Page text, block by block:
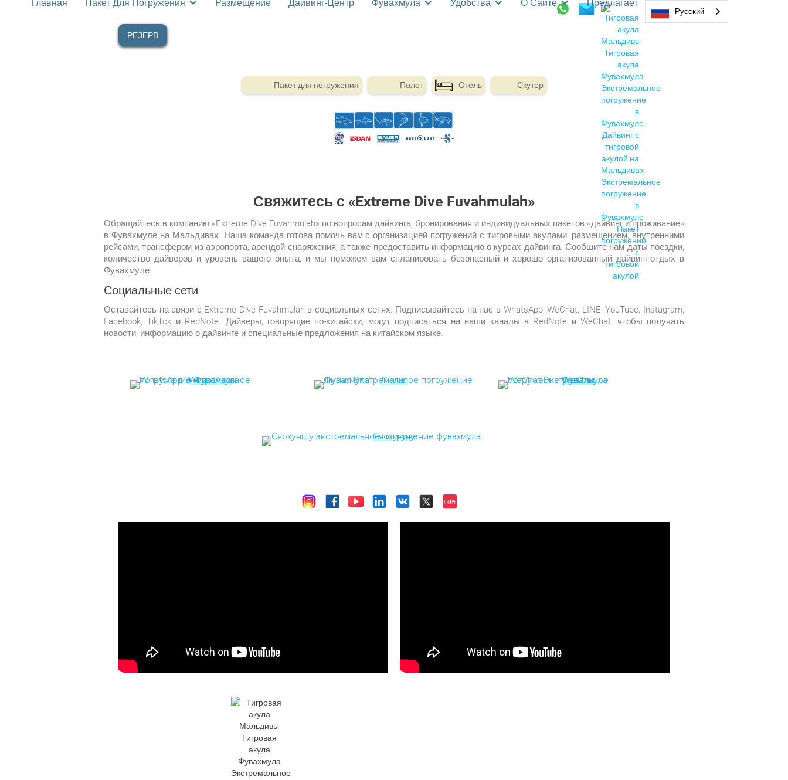
РЕЗЕРВ
Русский
Главная Пакет Для Погружения Размещение Дайвинг-Центр Фувахмула Удобства О Сайте Предлагает
Свяжитесь с «Extreme Dive Fuvahmulah»
Обращайтесь в компанию «Extreme Dive Fuvahmulah» по вопросам дайвинга, бронирования и индивидуальных пакетов «дайвинг и проживание»
в Фувахмуле на Мальдивах. Наша команда готова помочь вам с организацией погружений с тигровыми акулами, размещением, внутренними
рейсами, трансфером из аэропорта, арендой снаряжения, а также предоставить информацию о курсах дайвинга. Сообщите нам даты поездки,
количество дайверов и уровень вашего опыта, и мы поможем вам спланировать безопасный и хорошо организованный дайвинг-отдых в
Фувахмуле.
Социальные сети
Оставайтесь на связи с Extreme Dive Fuvahmulah в социальных сетях. Подписывайтесь на нас в WhatsApp, WeChat, LINE, YouTube, Instagram,
Facebook, TikTok и RedNote. Дайверы, говорящие по-китайски, могут подписаться на наши каналы в RedNote и WeChat, чтобы получать
новости, информацию о дайвинге и специальные предложения на китайском языке.
WhatsApp Линия WeChat
Сяохуншу
Пакет для погружения Полет Отель Скутер